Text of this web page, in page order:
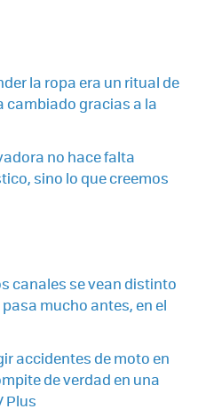
la ropa era un ritual de
cambiado gracias a la
no hace falta
sino lo que creemos
canales se vean distinto
mucho antes, en el
accidentes de moto en
de verdad en una
Plus